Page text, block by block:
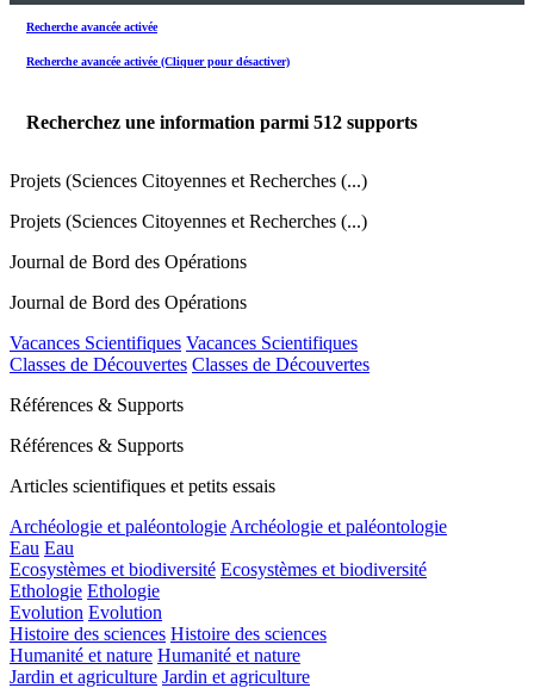
Recherche avancée activée
Recherche avancée activée (Cliquer pour désactiver)
Recherchez une information parmi 512 supports
Projets (Sciences Citoyennes et Recherches (...)
Projets (Sciences Citoyennes et Recherches (...)
Journal de Bord des Opérations
Journal de Bord des Opérations
Vacances Scientifiques Vacances Scientifiques
Classes de Découvertes Classes de Découvertes
Références & Supports
Références & Supports
Articles scientifiques et petits essais
Archéologie et paléontologie Archéologie et paléontologie
Eau Eau
Ecosystèmes et biodiversité Ecosystèmes et biodiversité
Ethologie Ethologie
Evolution Evolution
Histoire des sciences Histoire des sciences
Humanité et nature Humanité et nature
Jardin et agriculture Jardin et agriculture